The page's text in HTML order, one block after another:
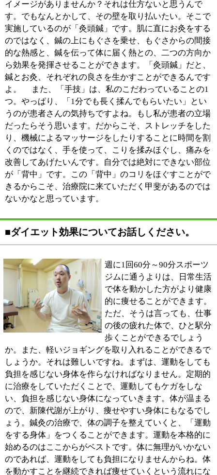
始めるのはここからがベストです。体に無理がいかない
のであれば、運動をしても負担になりませんからね。体
を動かすことを継続できれば痩せていくという流れにな
ります。小さな運動を積み重ねることは、ダイエットに
もそうですが、なにより健康によいのです。身体が元気
だと、心とのバランスもとりやすくなるので、さまざま
な面でプラスに働くでしょう。
■今後の展望についてお話しください。
鍼灸は東洋医学ですが、西洋医学である医学の分野から
も学ぶことはたくさんあります。私は、どちらともを融
合して、それぞれのいい部分を患者さんに還元したいと
思っています。患者さんの中には「実はお医者さんが苦
手で……」とおっしゃる方もいるのですが、患者さんの
ためを思っていない医師はいないんですよと患者さんに
お伝えして、「これは整形外科のお医者さんに診てもら
ったほうがいいですね」ということもあるんですよ。
それから、もっともっと、鍼灸のことを知ってもらいた
い、好きになってもらいたいという想いがあります。そ
のために何ができるのかを、私も日々、考え、実践して
いるところです。みなさんに鍼灸を好きになってほしい
■サイトをご覧になる皆様にメッセージをお願
「鍼」「お灸」と聞くと、痛くて怖いというイメージが
あるかもしれません。ただ、今の鍼は、柔軟性に富んで
いますし、清潔で、痛みを感じることも少ないのではな
いでしょうか。当院には、先ほどお話した「灸頭鍼」
「マッサージ」の他に、「鍼灸」「集中運動鍼」や「仙
腸関節矯正」など、さまざまな治療法を用意していま
す。最初の問診のときに、痛みや体質などを考慮して、
今後の計画を立てていきますので、どんなことでもご相
談ください。基本的には副作用もありませんし、安心し
て施術していただけると思います。最初は痛みを抱えて
来院なさった患者さんに「気持ちいい」と感じていただ
き、さらに「治療してもらってよかった」と喜んでいた
だけるような治療ができるよう心がけています。治る過
程も大切にしながら、患者さんにとって無理のないペー
スで進めていきたいと思っているので、体に関するさま
ざまなお悩みを、お気軽に話しに来てください。
※上記記事は2014.8に取材したものです。
情報時間の経過による変化などがございます事をご了承
ください。
このページの先頭へ
江戸川区時間 江東区時間 葛飾区時間